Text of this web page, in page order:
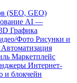
(SEO, GEO)
AI —
Графика
Фото Рисунки и
Автоматизация
Маркетплейс
Интернет-
и блокчейн